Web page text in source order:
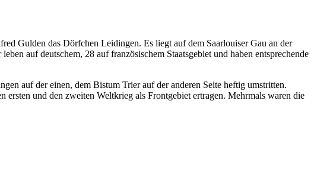
Gulden das Dörfchen Leidingen. Es liegt auf dem Saarlouiser Gau an der
auf deutschem, 28 auf französischem Staatsgebiet und haben entsprechende
auf der einen, dem Bistum Trier auf der anderen Seite heftig umstritten.
ersten und den zweiten Weltkrieg als Frontgebiet ertragen. Mehrmals waren die